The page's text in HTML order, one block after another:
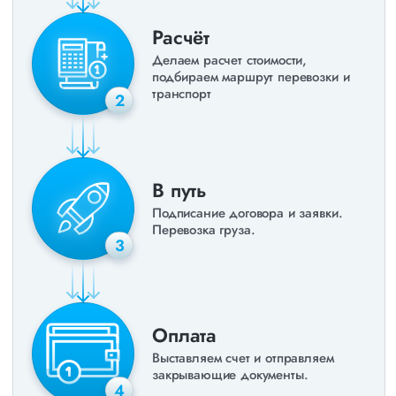
2
Расчёт
Делаем расчет стоимости,
подбираем маршрут перевозки и
транспорт
3
В путь
Подписание договора и заявки.
Перевозка груза.
4
Оплата
Выставляем счет и отправляем
закрывающие документы.